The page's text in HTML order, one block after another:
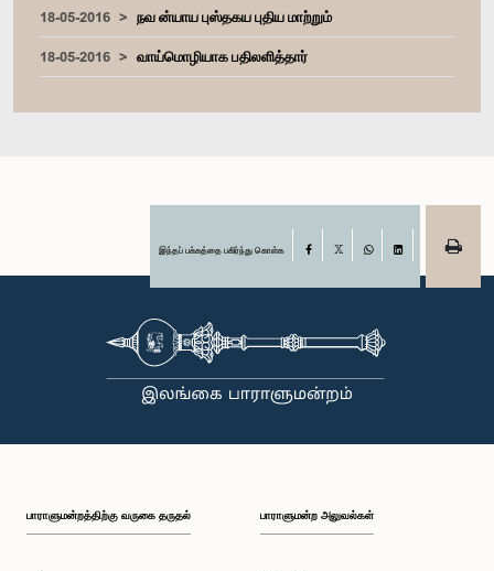
18-05-2016
நவ ன்யாய புஸ்தகய புதிய மாற்றும்
18-05-2016
வாய்மொழியாக பதிலளித்தார்
இந்தப் பக்கத்தை பகிர்ந்து கொள்க Facebook
பாராளுமன்றத்திற்கு வருகை தருதல் பாராளுமன்ற அலுவல்கள்